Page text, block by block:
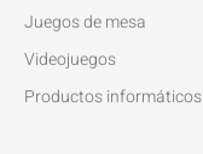
Juegos de mesa
Videojuegos
Productos informáticos